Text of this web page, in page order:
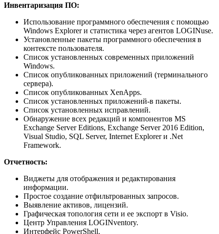
Инвентаризация ПО:
Использование программного обеспечения с помощью
Windows Explorer и статистика через агентов LOGINuse.
Установленные пакеты программного обеспечения в
контексте пользователя.
Список установленных современных приложений
Windows.
Список опубликованных приложений (терминального
сервера).
Список опубликованных XenApps.
Список установленных приложений-в пакеты.
Список установленных исправлений.
Обнаружение всех редакций и компонентов MS
Exchange Server Editions, Exchange Server 2016 Edition,
Visual Studio, SQL Server, Internet Explorer и .Net
Framework.
Отчетность:
Виджеты для отображения и редактирования
информации.
Простое создание отфильтрованных запросов.
Выявление активов, лицензий.
Графическая топология сети и ее экспорт в Visio.
Центр Управления LOGINventory.
Интерфейс PowerShell.